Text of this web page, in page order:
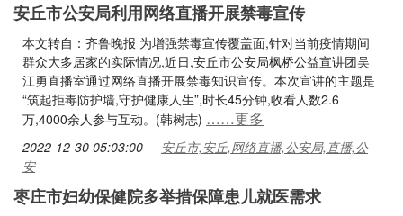
安丘市公安局利用网络直播开展禁毒宣传
本文转自：齐鲁晚报 为增强禁毒宣传覆盖面,针对当前疫情期间
群众大多居家的实际情况,近日,安丘市公安局枫桥公益宣讲团吴
江勇直播室通过网络直播开展禁毒知识宣传。本次宣讲的主题是
“筑起拒毒防护墙,守护健康人生”,时长45分钟,收看人数2.6
万,4000余人参与互动。(韩树志) ……更多
2022-12-30 05:03:00
安丘市,安丘,网络直播,公安局,直播,公
安
枣庄市妇幼保健院多举措保障患儿就医需求